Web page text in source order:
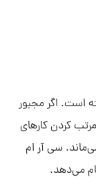
است. اگر مجبور
کردن کارهای
سی آر ام
می‌دهد.